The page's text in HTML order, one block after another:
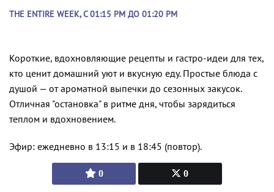
0 0
THE ENTIRE WEEK, С 01:15 PM ДО 01:20 PM
Короткие, вдохновляющие рецепты и гастро-идеи для тех,
кто ценит домашний уют и вкусную еду. Простые блюда с
душой — от ароматной выпечки до сезонных закусок.
Отличная "остановка" в ритме дня, чтобы зарядиться
теплом и вдохновением.
Эфир: ежедневно в 13:15 и в 18:45 (повтор).